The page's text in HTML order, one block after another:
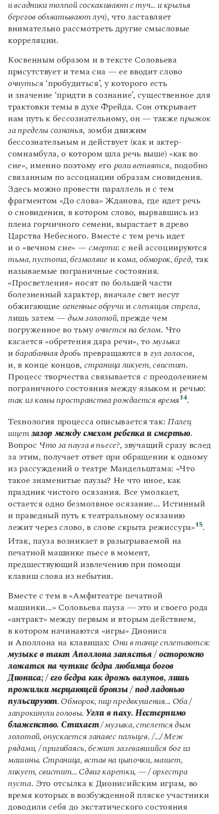
и всадники толпой соскакивают с туч... и крылья
берегов обхватывают луч), что заставляет
внимательно рассмотреть другие смысловые
корреляции.
Косвенным образом и в тексте Соловьева
присутствует и тема сна — ее вводит слово
очнуться ‘пробудиться’, у которого есть
и значение ‘придти в сознание’, существенное для
трактовки темы в духе Фрейда. Сон открывает
нам путь к бессознательному, он — такжепрыжок
за пределы сознанья, зомби движим
бессознательным и действует (как и актер-
сомнамбула, о котором шла речь выше) «как во
сне», именно поэтому его роли ветвятся, подобно
связанным по ассоциации образам сновидения.
Здесь можно провести параллель и с тем
фрагментом «До слова» Жданова, где идет речь
о сновидении, в котором слово, вырвавшись из
плена горчичного семени, вырастает в древо
Царства Небесного. Вместе с тем речь идет
и о «вечном сне» — смерти: с ней ассоциируются
тьма, пустота, безмолвиеи кома, обморок, бред, так
называемые пограничные состояния.
«Просветления» носят по большей части
болезненный характер, вначале свет несут
обжигающие огненные обручии слепящая стрела,
лишь затем — дым золотой, прежде чем
погруженное во тьму очнется на белом. Что
касается «обретения дара речи», то музыка
и барабанная дробь превращаются в гул голосов,
и, в конце концов, страница ликует, свистит.
Процесс творчества связывается с преодолением
пограничного состояния между языком и речью:
так из комы пространства рождается время14.
Технология процесса описывается так: Палец
ищет зазор между смехом ребенка и смертью.
Вопрос Что за пауза в пьесе?, звучащий сразу вслед
за этим, получает ответ при обращении к одному
из рассуждений о театре Мандельштама: «Что
такое знаменитые паузы? Не что иное, как
праздник чистого осязания. Все умолкает,
остается одно безмолвное осязание... Истинный
и праведный путь к театральному осязанию
лежит через слово, в слове скрыта режиссура»15.
Итак, пауза возникает в разыгрываемой на
печатной машинке пьесе в момент,
предшествующий извлечению при помощи
клавиш слова из небытия.
Вместе с тем в «Амфитеатре печатной
машинки...» Соловьева пауза — это и своего рода
«антракт» между первым и вторым действием,
в котором начинаются «игры» Диониса
и Аполлона на клавишах: Они в танце сплетаются:
музыке в такт Аполлона запястья / осторожно
ложатся на чуткие бедра любимца богов
Диониса; / его бедра как дрожь валунов, лишь
прожилки мерцающей бронзы / под ладонью
пульсируют. Обморок, пир предвкушения... Оба /
запрокинули головы. Угли в паху. Нестерпимо
блаженство. Стихает/ музыка, стелется дым
золотой, опускается занавес пальцев. /.../ Меж
рядами, / пригибаясь, бежит зазевавшийся бог из
машины. Страница, встав на цыпочки, машет,
ликует, свистит... Сдвиг каретки, — / орхестра
пуста. Это отсылка к Дионисийским играм, во
время которых в возбужденной пляске участники
доводили себя до экстатического состояния